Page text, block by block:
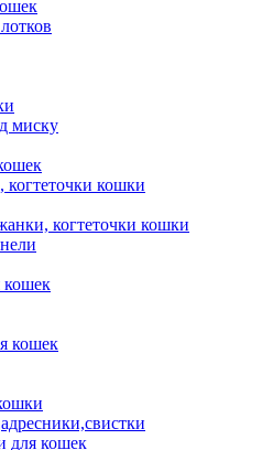
миску
кошки
когтеточки кошки
кошек
кошек
для кошек